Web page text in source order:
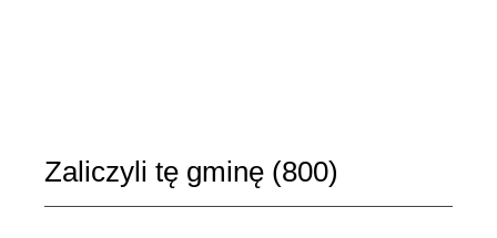
Zaliczyli tę gminę (800)